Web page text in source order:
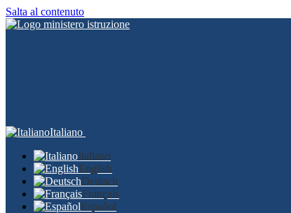
Salta al contenuto
Italiano
Italiano
English
Deutsch
Français
Español